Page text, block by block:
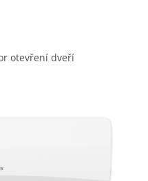
otevření dveří